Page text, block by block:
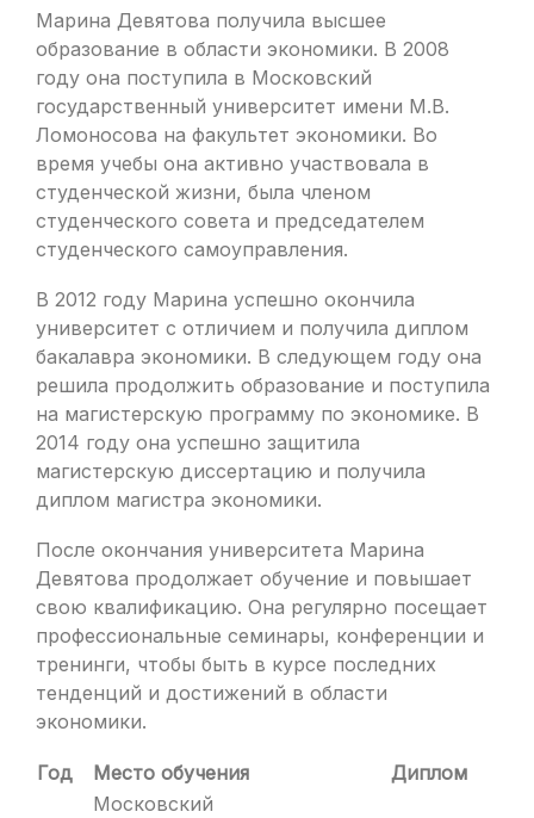
Марина Девятова получила высшее
образование в области экономики. В 2008
году она поступила в Московский
государственный университет имени М.В.
Ломоносова на факультет экономики. Во
время учебы она активно участвовала в
студенческой жизни, была членом
студенческого совета и председателем
студенческого самоуправления.
В 2012 году Марина успешно окончила
университет с отличием и получила диплом
бакалавра экономики. В следующем году она
решила продолжить образование и поступила
на магистерскую программу по экономике. В
2014 году она успешно защитила
магистерскую диссертацию и получила
диплом магистра экономики.
После окончания университета Марина
Девятова продолжает обучение и повышает
свою квалификацию. Она регулярно посещает
профессиональные семинары, конференции и
тренинги, чтобы быть в курсе последних
тенденций и достижений в области
экономики.
Год Место обучения Диплом
Московский